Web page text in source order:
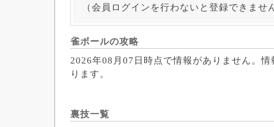
（会員ログインを行わないと登録できませ
雀ボールの攻略
2026年08月07日時点で情報がありません。
ります。
裏技一覧